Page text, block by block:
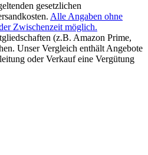
gesetzlichen
Alle Angaben ohne
Zwischenzeit möglich.
(z.B. Amazon Prime,
Unser Vergleich enthält Angebote
oder Verkauf eine Vergütung